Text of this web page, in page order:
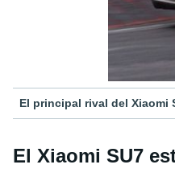
El principal rival del Xiaomi
El Xiaomi SU7